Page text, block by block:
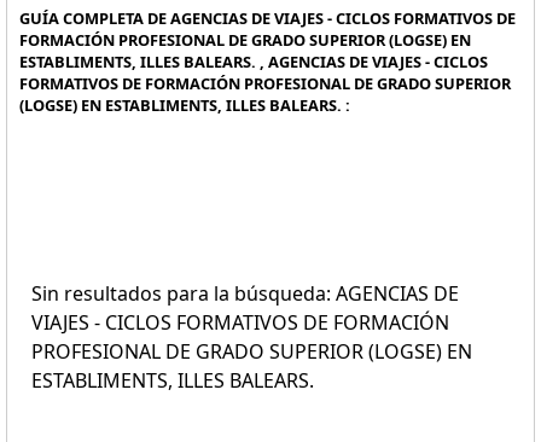
GUÍA COMPLETA DE AGENCIAS DE VIAJES - CICLOS FORMATIVOS DE
FORMACIÓN PROFESIONAL DE GRADO SUPERIOR (LOGSE) EN
ESTABLIMENTS, ILLES BALEARS. , AGENCIAS DE VIAJES - CICLOS
FORMATIVOS DE FORMACIÓN PROFESIONAL DE GRADO SUPERIOR
(LOGSE) EN ESTABLIMENTS, ILLES BALEARS. :
Sin resultados para la búsqueda: AGENCIAS DE
VIAJES - CICLOS FORMATIVOS DE FORMACIÓN
PROFESIONAL DE GRADO SUPERIOR (LOGSE) EN
ESTABLIMENTS, ILLES BALEARS.